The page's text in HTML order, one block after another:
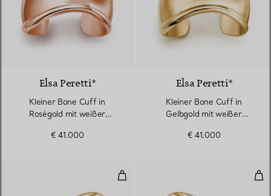
2 Materialien
Elsa Peretti®
Kleiner Bone Cuff in
Roségold mit weißer
€ 41.000
Elsa Peretti®
Kleiner Bone Cuff in
Gelbgold mit weißer
€ 41.000
Kleiner Bone Cuff in Gelbgold